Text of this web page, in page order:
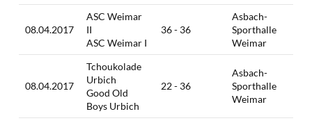
08.04.2017
ASC Weimar
II
ASC Weimar I
36 - 36
Asbach-
Sporthalle
Weimar
08.04.2017
Tchoukolade
Urbich
Good Old
Boys Urbich
22 - 36
Asbach-
Sporthalle
Weimar